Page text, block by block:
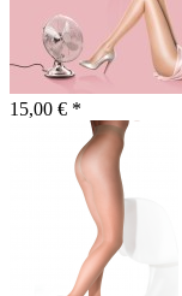
15,00 € *